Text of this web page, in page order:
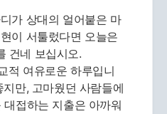
가 상대의 얼어붙은 마
이 서툴렀다면 오늘은
건네 보십시오.
적 여유로운 하루입니
만, 고마웠던 사람들에
접하는 지출은 아까워